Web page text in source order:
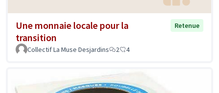
Une monnaie locale pour la
transition
Retenue
Collectif La Muse Desjardins 2 4